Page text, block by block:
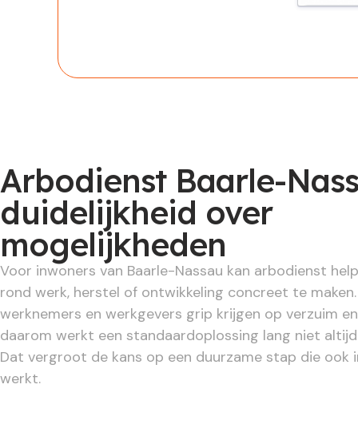
Arbodienst Baarle-
duidelijkheid over
mogelijkheden
Voor inwoners van Baarle-Nassau kan arbodienst
rond werk, herstel of ontwikkeling concreet te
werknemers en werkgevers grip krijgen op verzuim
daarom werkt een standaardoplossing lang niet
Dat vergroot de kans op een duurzame stap die ook
werkt.